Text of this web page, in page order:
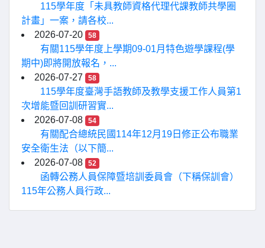
115學年度「未具教師資格代理代課教師共學圈
計畫」一案，請各校...
2026-07-20
58
有關115學年度上學期09-01月特色遊學課程(學
期中)即將開放報名，...
2026-07-27
58
115學年度臺灣手語教師及教學支援工作人員第1
次增能暨回訓研習實...
2026-07-08
54
有關配合總統民國114年12月19日修正公布職業
安全衛生法（以下簡...
2026-07-08
52
函轉公務人員保障暨培訓委員會（下稱保訓會）
115年公務人員行政...